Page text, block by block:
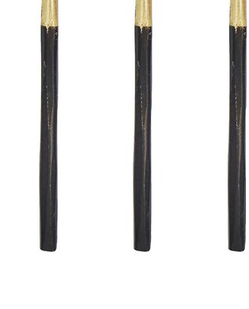
0 i butikk
Kristiansand -
Lillemarkens markensgate
Åpent i dag 09-18
0 i butikk
Oslo - Linderud
Erich Mogensøns vei 38, 0594